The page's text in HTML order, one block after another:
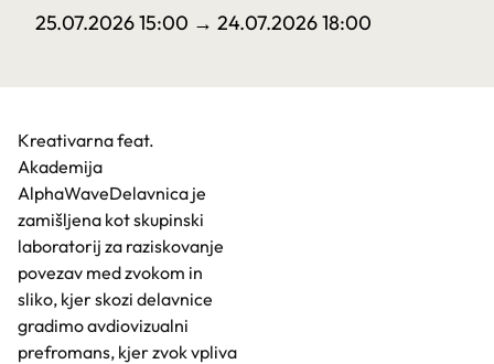
25.07.2026 15:00 → 24.07.2026 18:00
Kreativarna feat.
Akademija
AlphaWaveDelavnica je
zamišljena kot skupinski
laboratorij za raziskovanje
povezav med zvokom in
sliko, kjer skozi delavnice
gradimo avdiovizualni
prefromans, kjer zvok vpliva